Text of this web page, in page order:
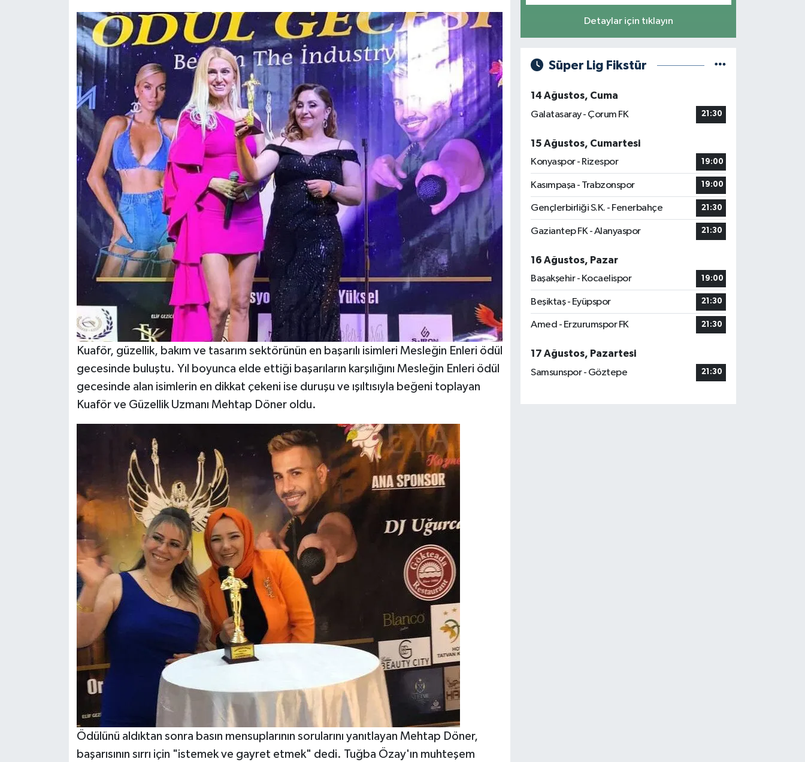
Kuaför, güzellik, bakım ve tasarım sektörünün en başarılı isimleri Mesleğin Enleri ödül
gecesinde buluştu. Yıl boyunca elde ettiği başarıların karşılığını Mesleğin Enleri ödül
gecesinde alan isimlerin en dikkat çekeni ise duruşu ve ışıltısıyla beğeni toplayan
Kuaför ve Güzellik Uzmanı Mehtap Döner oldu.
Ödülünü aldıktan sonra basın mensuplarının sorularını yanıtlayan Mehtap Döner,
başarısının sırrı için "istemek ve gayret etmek" dedi. Tuğba Özay'ın muhteşem
Detaylar için tıklayın
Süper Lig Fikstür
14 Ağustos, Cuma
Galatasaray - Çorum FK
21:30
15 Ağustos, Cumartesi
Konyaspor - Rizespor
19:00
Kasımpaşa - Trabzonspor 19:00
Gençlerbirliği S.K. - Fenerbahçe 21:30
Gaziantep FK - Alanyaspor 21:30
16 Ağustos, Pazar
Başakşehir - Kocaelispor
19:00
Beşiktaş - Eyüpspor 21:30
Amed - Erzurumspor FK 21:30
17 Ağustos, Pazartesi
Samsunspor - Göztepe
21:30